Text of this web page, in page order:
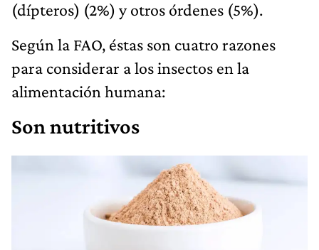
(dípteros) (2%) y otros órdenes (5%).
Según la FAO, éstas son cuatro razones
para considerar a los insectos en la
alimentación humana:
Son nutritivos